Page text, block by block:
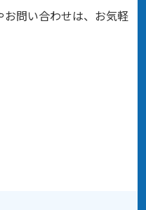
お問い合わせは、お気軽